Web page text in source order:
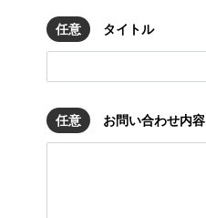
任意 タイトル
任意 お問い合わせ内容